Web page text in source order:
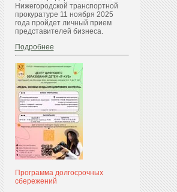
Нижегородской транспортной
прокуратуре 11 ноября 2025
года пройдет личный прием
представителей бизнеса.
Подробнее
Программа долгосрочных
сбережений